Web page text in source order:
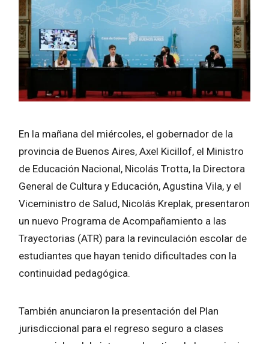
En la mañana del miércoles, el gobernador de la
provincia de Buenos Aires, Axel Kicillof, el Ministro
de Educación Nacional, Nicolás Trotta, la Directora
General de Cultura y Educación, Agustina Vila, y el
Viceministro de Salud, Nicolás Kreplak, presentaron
un nuevo Programa de Acompañamiento a las
Trayectorias (ATR) para la revinculación escolar de
estudiantes que hayan tenido dificultades con la
continuidad pedagógica.
También anunciaron la presentación del Plan
jurisdiccional para el regreso seguro a clases